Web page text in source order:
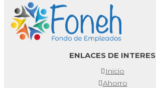
ENLACES DE INTERES
Inicio
Ahorro